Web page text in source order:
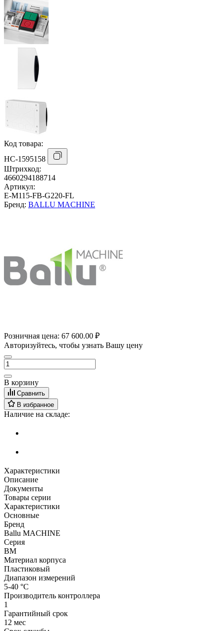
Код товара:
НС-1595158
Штрихкод:
4660294188714
Артикул:
E-M115-FB-G220-FL
Бренд: BALLU MACHINE
Розничная цена: 67 600.00 ₽
Авторизуйтесь, чтобы узнать Вашу цену
В корзину
Сравнить
В избранное
Наличие на складе:
Характеристики
Описание
Документы
Товары серии
Характеристики
Основные
Бренд
Ballu MACHINE
Серия
BM
Материал корпуса
Пластиковый
Диапазон измерений
5-40 °С
Производитель контроллера
1
Гарантийный срок
12 мес